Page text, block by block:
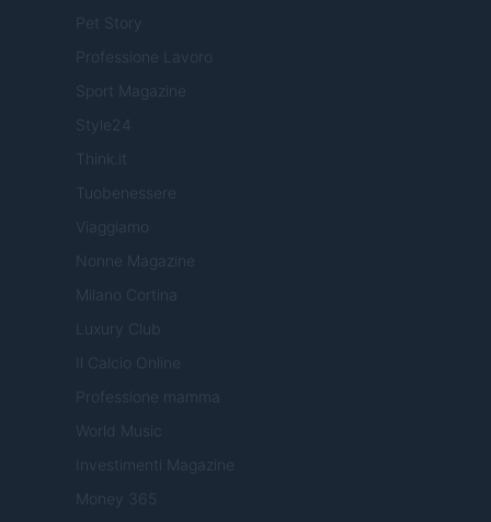
Pet Story
Professione Lavoro
Sport Magazine
Style24
Think.it
Tuobenessere
Viaggiamo
Nonne Magazine
Milano Cortina
Luxury Club
Il Calcio Online
Professione mamma
World Music
Investimenti Magazine
Money 365